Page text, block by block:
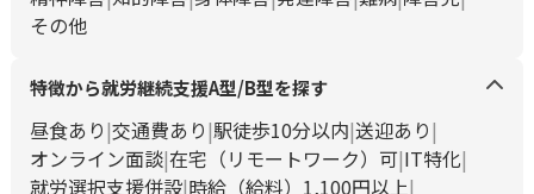
その他
特徴から就労継続支援A型/B型を探す
昼食あり 交通費あり 駅徒歩10分以内 送迎あり
オンライン面談 在宅（リモートワーク）可 IT特化
就労選択支援併設 時給（給料）1,100円以上